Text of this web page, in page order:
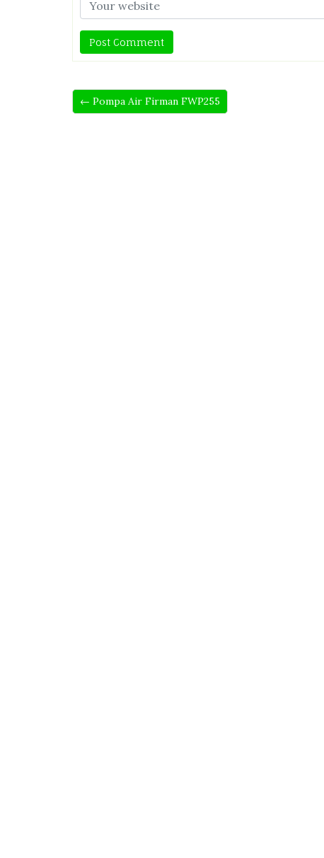
← Pompa Air Firman FWP255